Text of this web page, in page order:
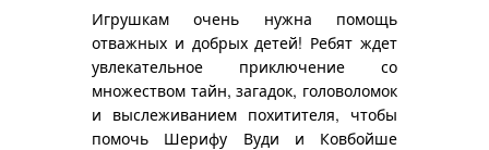
Игрушкам очень нужна помощь
отважных и добрых детей! Ребят ждет
увлекательное приключение со
множеством тайн, загадок, головоломок
и выслеживанием похитителя, чтобы
помочь Шерифу Вуди и Ковбойше